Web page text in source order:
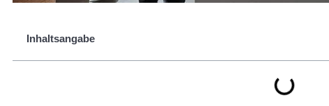
Inhaltsangabe